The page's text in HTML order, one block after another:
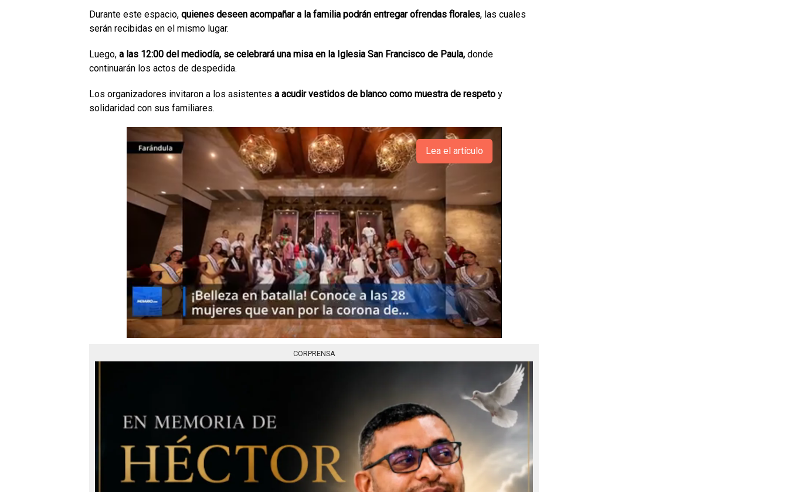
Durante este espacio, quienes deseen acompañar a la familia podrán entregar ofrendas florales, las cuales
serán recibidas en el mismo lugar.
Luego, a las 12:00 del mediodía, se celebrará una misa en la Iglesia San Francisco de Paula, donde
continuarán los actos de despedida.
Los organizadores invitaron a los asistentes a acudir vestidos de blanco como muestra de respeto y
solidaridad con sus familiares.
Lea el artículo
CORPRENSA